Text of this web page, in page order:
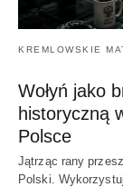
KREMLOWSKIE
Wołyń jako
historyczną
Polsce
Jątrząc rany
Polski.